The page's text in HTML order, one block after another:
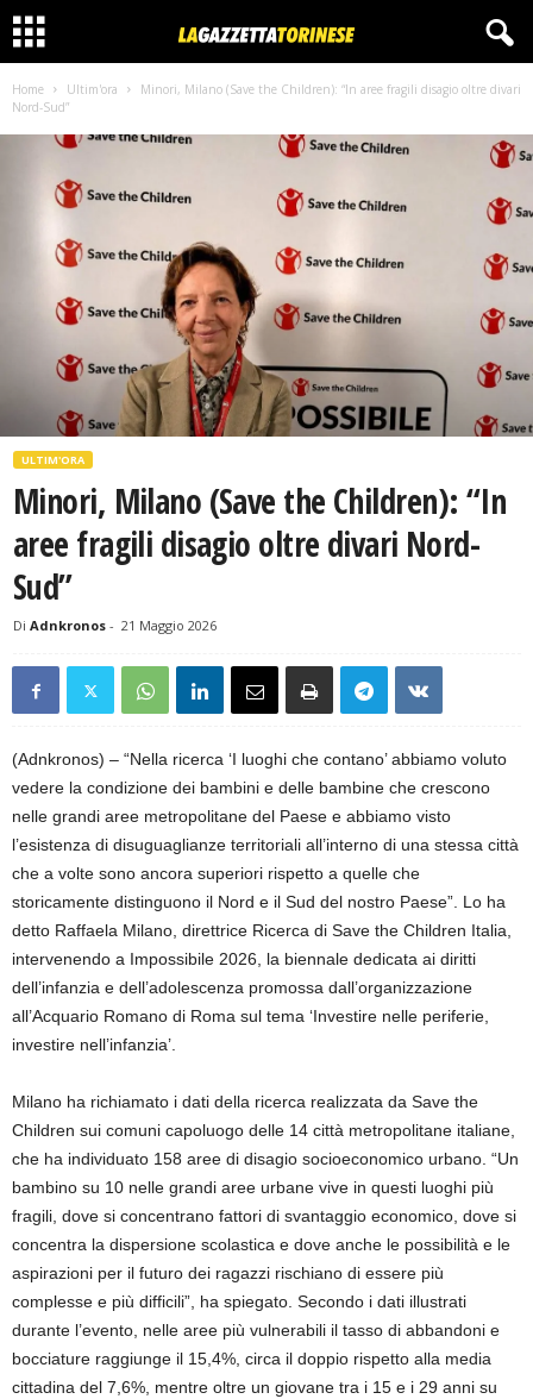
Home Ultim'ora
Minori, Milano (Save the Children): “In aree fragili disagio oltre divari
Nord-Sud”
ULTIM'ORA
Minori, Milano (Save the Children): “In
aree fragili disagio oltre divari Nord-
Sud”
Di Adnkronos - 21 Maggio 2026
(Adnkronos) – “Nella ricerca ‘I luoghi che contano’ abbiamo voluto
vedere la condizione dei bambini e delle bambine che crescono
nelle grandi aree metropolitane del Paese e abbiamo visto
l’esistenza di disuguaglianze territoriali all’interno di una stessa città
che a volte sono ancora superiori rispetto a quelle che
storicamente distinguono il Nord e il Sud del nostro Paese”. Lo ha
detto Raffaela Milano, direttrice Ricerca di Save the Children Italia,
intervenendo a Impossibile 2026, la biennale dedicata ai diritti
dell’infanzia e dell’adolescenza promossa dall’organizzazione
all’Acquario Romano di Roma sul tema ‘Investire nelle periferie,
investire nell’infanzia’.
Milano ha richiamato i dati della ricerca realizzata da Save the
Children sui comuni capoluogo delle 14 città metropolitane italiane,
che ha individuato 158 aree di disagio socioeconomico urbano. “Un
bambino su 10 nelle grandi aree urbane vive in questi luoghi più
fragili, dove si concentrano fattori di svantaggio economico, dove si
concentra la dispersione scolastica e dove anche le possibilità e le
aspirazioni per il futuro dei ragazzi rischiano di essere più
complesse e più difficili”, ha spiegato. Secondo i dati illustrati
durante l’evento, nelle aree più vulnerabili il tasso di abbandoni e
bocciature raggiunge il 15,4%, circa il doppio rispetto alla media
cittadina del 7,6%, mentre oltre un giovane tra i 15 e i 29 anni su